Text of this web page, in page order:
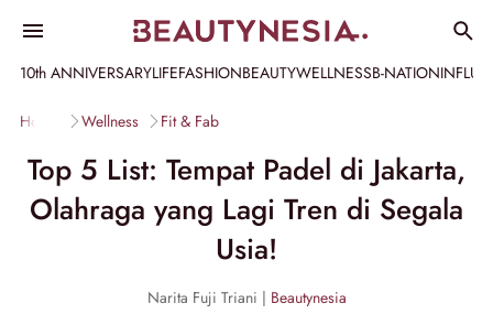
10th ANNIVERSARYLIFEFASHIONBEAUTYWELLNESSB-NATION
Home Wellness Fit & Fab
Top 5 List: Tempat Padel di Jakarta,
Olahraga yang Lagi Tren di Segala
Usia!
Narita Fuji Triani | Beautynesia